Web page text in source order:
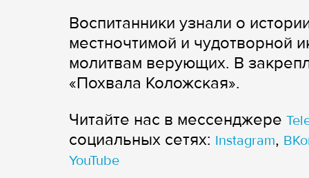
Воспитанники узнали о
местночтимой и чудотворной
молитвам верующих. В
«Похвала Коложская».
Читайте нас в мессенджере
cоциальных сетях: Instagram,
YouTube